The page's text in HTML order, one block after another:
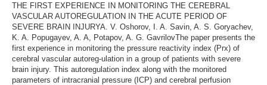
THE FIRST EXPERIENCE IN MONITORING THE CEREBRAL
VASCULAR AUTOREGULATION IN THE ACUTE PERIOD OF
SEVERE BRAIN INJURYA. V. Oshorov, I. A. Savin, A. S. Goryachev,
K. A. Popugayev, A. A, Potapov, A. G. GavrilovThe paper presents the
first experience in monitoring the pressure reactivity index (Prx) of
cerebral vascular autoreg-ulation in a group of patients with severe
brain injury. This autoregulation index along with the monitored
parameters of intracranial pressure (ICP) and cerebral perfusion